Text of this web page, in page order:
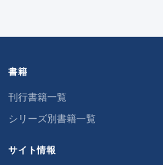
書籍
刊行書籍一覧
シリーズ別書籍一覧
サイト情報